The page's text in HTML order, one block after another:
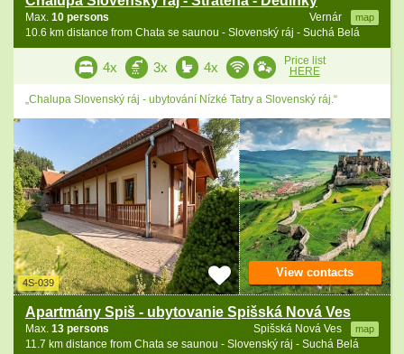
Vernár map
Max. 10 persons
10.6 km distance from Chata se saunou - Slovenský ráj - Suchá Belá
4x 3x 4x
Price list
HERE
„Chalupa Slovenský ráj - ubytování Nízké Tatry a Slovenský ráj.“
4S-039
Apartmány Spiš - ubytovanie Spišská Nová Ves
Spišská Nová Ves map
Max. 13 persons
11.7 km distance from Chata se saunou - Slovenský ráj - Suchá Belá
View contacts